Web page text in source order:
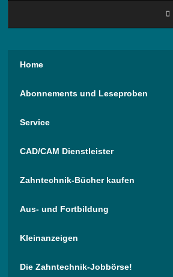
Home
Abonnements und Leseproben
Service
CAD/CAM Dienstleister
Zahntechnik-Bücher kaufen
Aus- und Fortbildung
Kleinanzeigen
Die Zahntechnik-Jobbörse!